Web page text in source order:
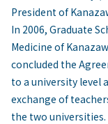
President of
In 2006, Graduate
Medicine of
concluded the
to a university level
exchange of
the two universities.